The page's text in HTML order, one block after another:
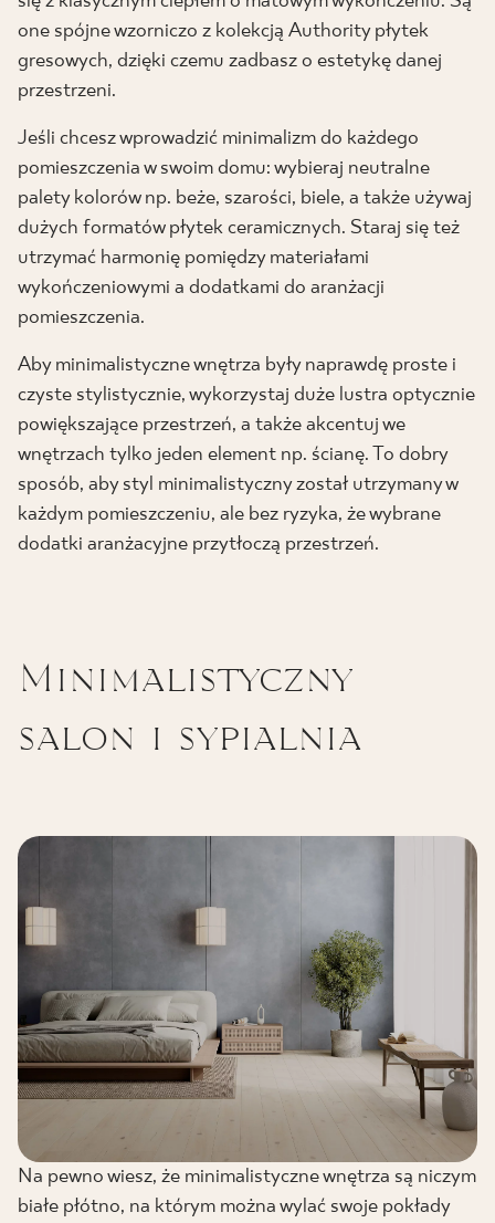
one spójne wzorniczo z kolekcją Authority płytek
gresowych, dzięki czemu zadbasz o estetykę danej
przestrzeni.
Jeśli chcesz wprowadzić minimalizm do każdego
pomieszczenia w swoim domu: wybieraj neutralne
palety kolorów np. beże, szarości, biele, a także używaj
dużych formatów płytek ceramicznych. Staraj się też
utrzymać harmonię pomiędzy materiałami
wykończeniowymi a dodatkami do aranżacji
pomieszczenia.
Aby minimalistyczne wnętrza były naprawdę proste i
czyste stylistycznie, wykorzystaj duże lustra optycznie
powiększające przestrzeń, a także akcentuj we
wnętrzach tylko jeden element np. ścianę. To dobry
sposób, aby styl minimalistyczny został utrzymany w
każdym pomieszczeniu, ale bez ryzyka, że wybrane
dodatki aranżacyjne przytłoczą przestrzeń.
Minimalistyczny
salon i sypialnia
Na pewno wiesz, że minimalistyczne wnętrza są niczym
białe płótno, na którym można wylać swoje pokłady